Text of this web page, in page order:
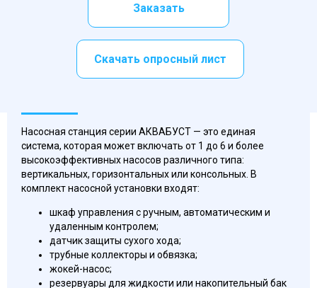
Скачать опросный лист
Заказать
Насосная станция серии АКВАБУСТ — это единая
система, которая может включать от 1 до 6 и более
высокоэффективных насосов различного типа:
вертикальных, горизонтальных или консольных. В
комплект насосной установки входят:
шкаф управления с ручным, автоматическим и
удаленным контролем;
датчик защиты сухого хода;
трубные коллекторы и обвязка;
жокей-насос;
резервуары для жидкости или накопительный бак